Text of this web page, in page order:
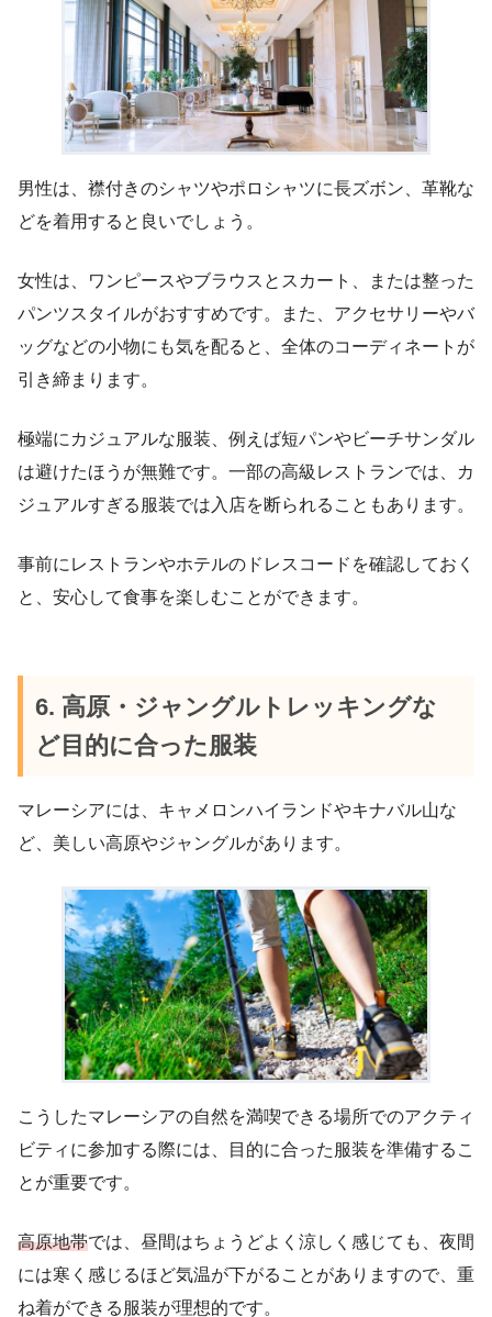
男性は、襟付きのシャツやポロシャツに長ズボン、革靴な
どを着用すると良いでしょう。
女性は、ワンピースやブラウスとスカート、または整った
パンツスタイルがおすすめです。また、アクセサリーやバ
ッグなどの小物にも気を配ると、全体のコーディネートが
引き締まります。
極端にカジュアルな服装、例えば短パンやビーチサンダル
は避けたほうが無難です。一部の高級レストランでは、カ
ジュアルすぎる服装では入店を断られることもあります。
事前にレストランやホテルのドレスコードを確認しておく
と、安心して食事を楽しむことができます。
6. 高原・ジャングルトレッキングな
ど目的に合った服装
マレーシアには、キャメロンハイランドやキナバル山な
ど、美しい高原やジャングルがあります。
こうしたマレーシアの自然を満喫できる場所でのアクティ
ビティに参加する際には、目的に合った服装を準備するこ
とが重要です。
高原地帯では、昼間はちょうどよく涼しく感じても、夜間
には寒く感じるほど気温が下がることがありますので、重
ね着ができる服装が理想的です。